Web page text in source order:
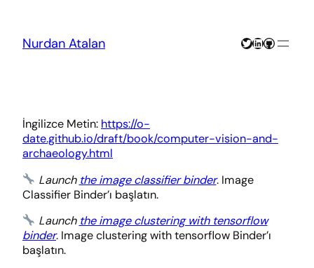
content
Nurdan Atalan Twitter
LinkedIn
GitHub
İngilizce Metin: https://o-
date.github.io/draft/book/computer-vision-and-
archaeology.html
Launch the image classifier binder. Image
Classifier Binder’ı başlatın.
Launch the image clustering with tensorflow
binder. Image clustering with tensorflow Binder’ı
başlatın.